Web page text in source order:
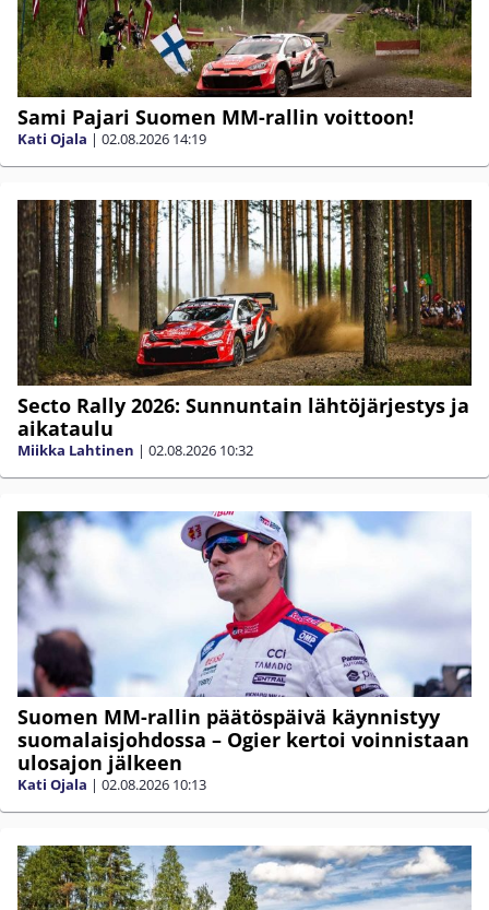
Sami Pajari Suomen MM-rallin voittoon!
Kati Ojala | 02.08.2026 14:19
Secto Rally 2026: Sunnuntain lähtöjärjestys ja
aikataulu
Miikka Lahtinen | 02.08.2026 10:32
Suomen MM-rallin päätöspäivä käynnistyy
suomalaisjohdossa – Ogier kertoi voinnistaan
ulosajon jälkeen
Kati Ojala | 02.08.2026 10:13